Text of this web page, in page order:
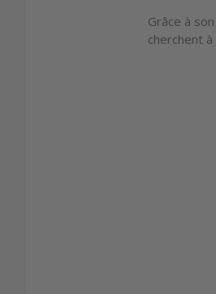
Grâce à
cherchent